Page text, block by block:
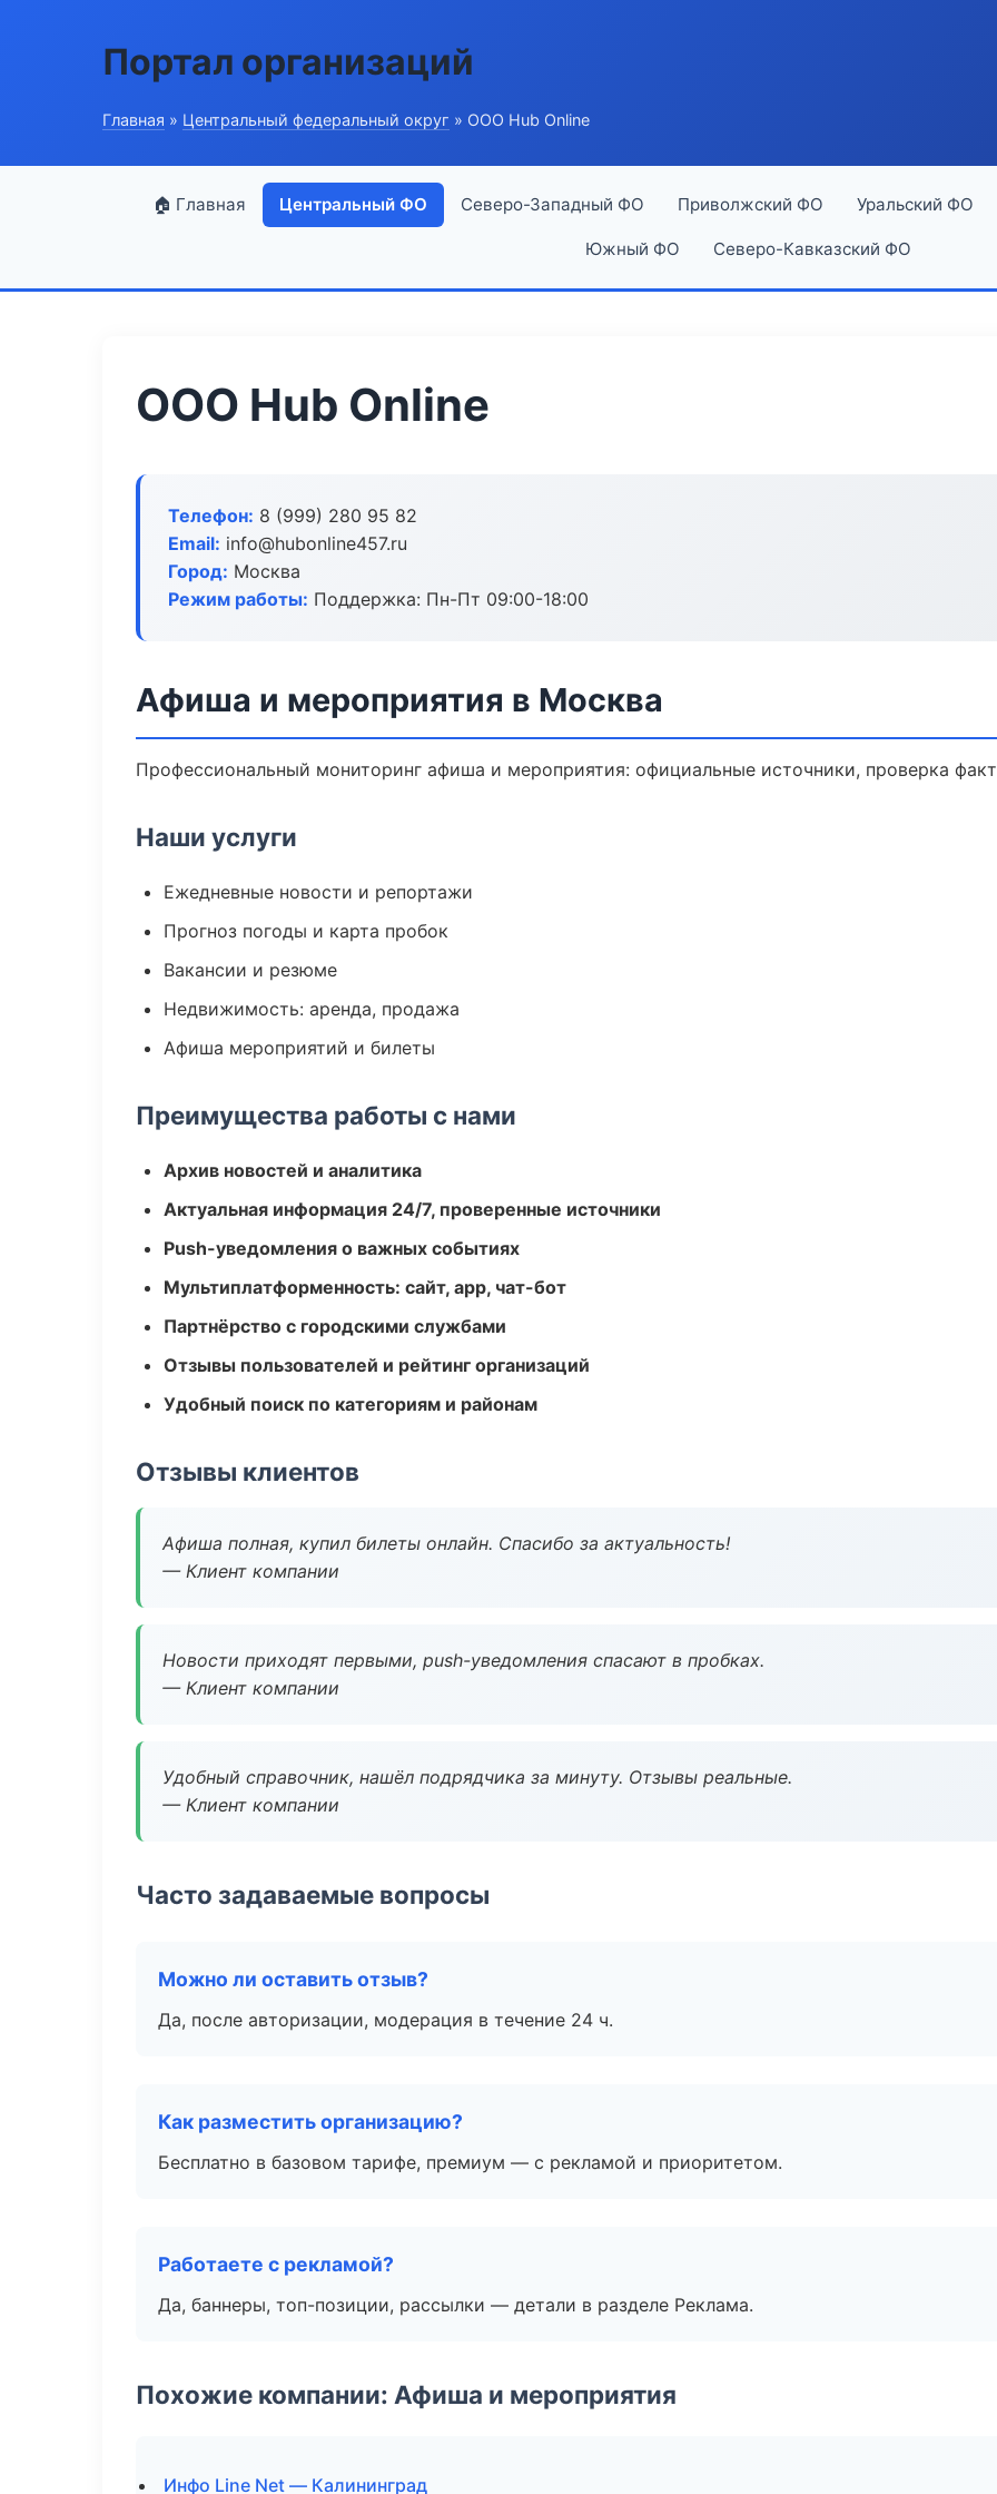
Портал организаций
Главная » Центральный федеральный округ » ООО Hub Online
🏠 Главная Центральный ФО Северо-Западный ФО Приволжский ФО Уральский ФО
Южный ФО Северо-Кавказский ФО
ООО Hub Online
Телефон: 8 (999) 280 95 82
Email: info@hubonline457.ru
Город: Москва
Режим работы: Поддержка: Пн-Пт 09:00-18:00
Афиша и мероприятия в Москва
Профессиональный мониторинг афиша и мероприятия: официальные источники, проверка
Наши услуги
Ежедневные новости и репортажи
Прогноз погоды и карта пробок
Вакансии и резюме
Недвижимость: аренда, продажа
Афиша мероприятий и билеты
Преимущества работы с нами
Архив новостей и аналитика
Актуальная информация 24/7, проверенные источники
Push-уведомления о важных событиях
Мультиплатформенность: сайт, app, чат-бот
Партнёрство с городскими службами
Отзывы пользователей и рейтинг организаций
Удобный поиск по категориям и районам
Отзывы клиентов
Афиша полная, купил билеты онлайн. Спасибо за актуальность!
— Клиент компании
Новости приходят первыми, push-уведомления спасают в пробках.
— Клиент компании
Удобный справочник, нашёл подрядчика за минуту. Отзывы реальные.
— Клиент компании
Часто задаваемые вопросы
Можно ли оставить отзыв?
Да, после авторизации, модерация в течение 24 ч.
Как разместить организацию?
Бесплатно в базовом тарифе, премиум — с рекламой и приоритетом.
Работаете с рекламой?
Да, баннеры, топ-позиции, рассылки — детали в разделе Реклама.
Похожие компании: Афиша и мероприятия
Инфо Line Net — Калининград